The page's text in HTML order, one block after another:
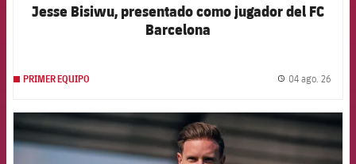
Jesse Bisiwu, presentado como jugador del FC
Barcelona
PRIMER EQUIPO 04 ago. 26
FCB Barcelona badge